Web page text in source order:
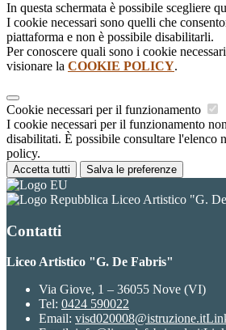
In questa schermata è possibile scegliere
I cookie necessari sono quelli che
piattaforma e non è possibile disabilitarli.
Per conoscere quali sono i cookie
visionare la COOKIE POLICY.
Cookie necessari per il funzionamento
I cookie necessari per il funzionamento
disabilitati. È possibile consultare l'elenco
policy.
Accetta tutti Salva le preferenze
Liceo Artistico "G.
Contatti
Liceo Artistico "G. De Fabris"
Via Giove, 1 – 36055 Nove (VI)
Tel: 0424 590022
Email: visd020008@istruzione.it